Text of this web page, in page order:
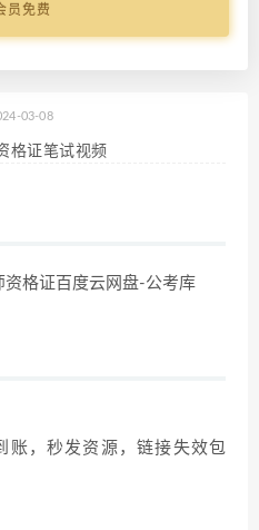
员免费
03-08
格证笔试视频
格证百度云网盘-公考库
账，秒发资源，链接失效包